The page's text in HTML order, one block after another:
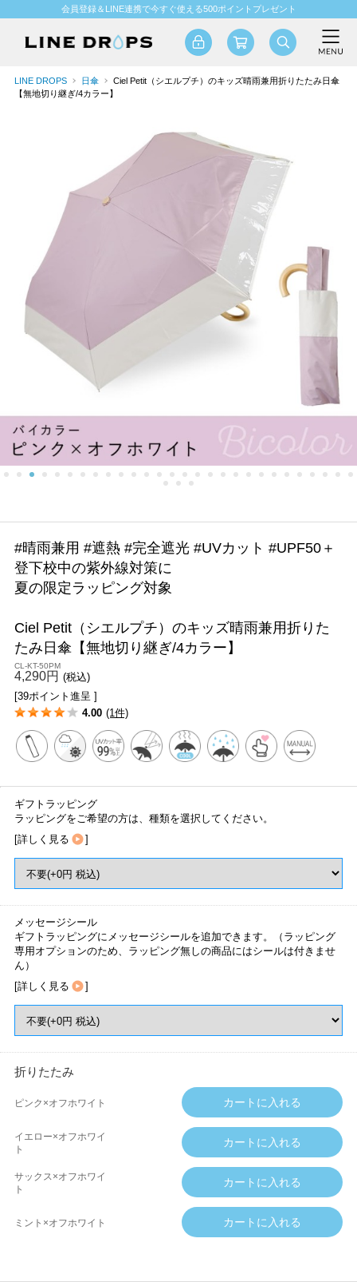
会員登録＆LINE連携で今すぐ使える500ポイントプレゼント
LINE DROPS 日傘
Ciel Petit（シエルプチ）のキッズ晴雨兼用折りたたみ日傘
【無地切り継ぎ/4カラー】
#晴雨兼用 #遮熱 #完全遮光 #UVカット #UPF50＋
登下校中の紫外線対策に
夏の限定ラッピング対象
Ciel Petit（シエルプチ）のキッズ晴雨兼用折りた
たみ日傘【無地切り継ぎ/4カラー】
CL-KT-50PM
4,290円 (税込)
[39ポイント進呈 ]
4.00 (1件)
ギフトラッピング
ラッピングをご希望の方は、種類を選択してください。
[詳しく見る ]
メッセージシール
ギフトラッピングにメッセージシールを追加できます。（ラッピング
専用オプションのため、ラッピング無しの商品にはシールは付きませ
ん）
[詳しく見る ]
折りたたみ
ピンク×オフホワイト
イエロー×オフホワイ
ト
サックス×オフホワイ
ト
ミント×オフホワイト